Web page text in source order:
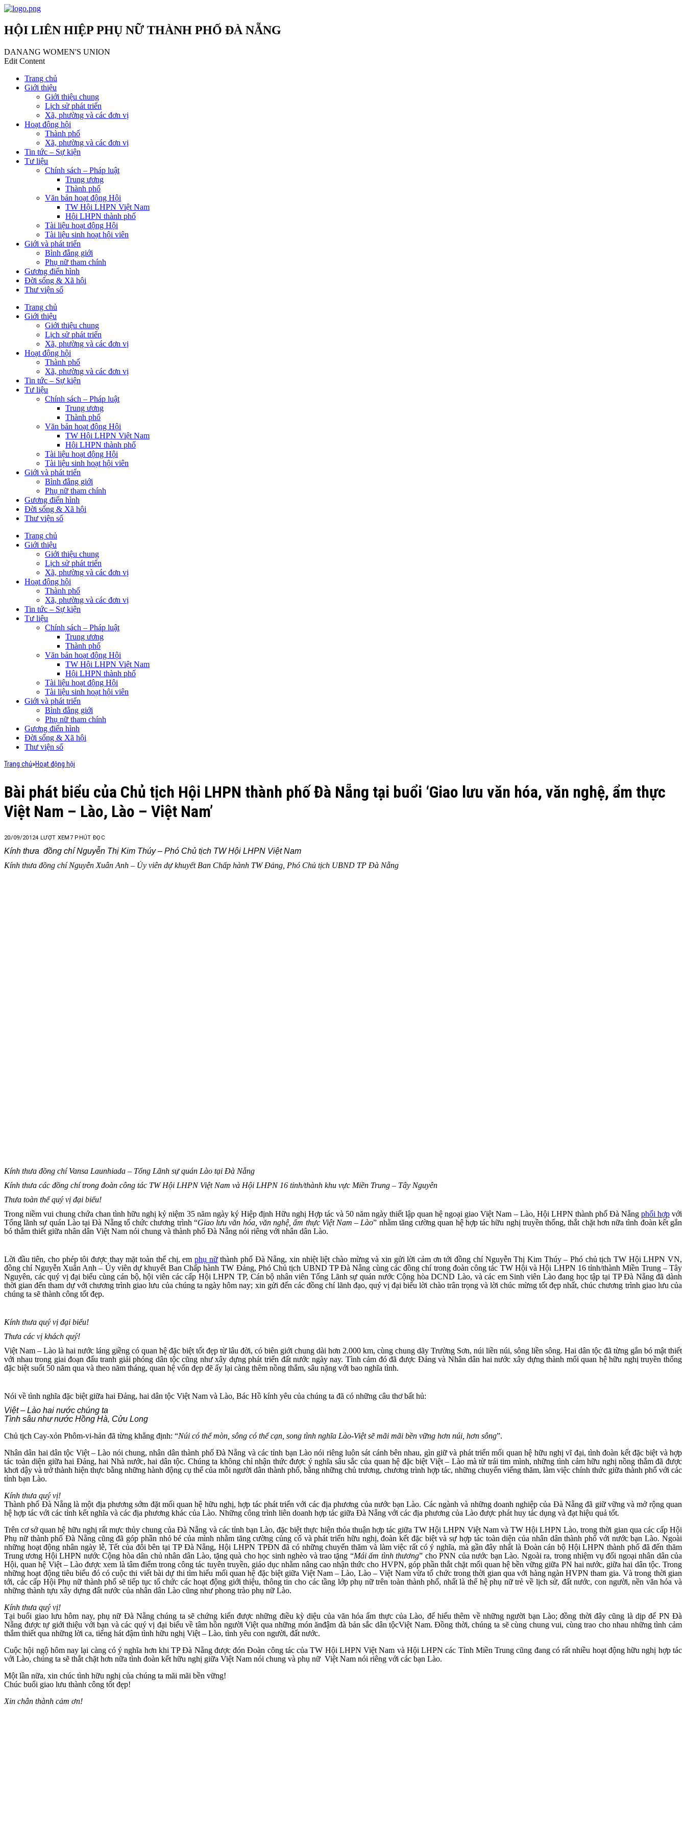
HỘI LIÊN HIỆP PHỤ NỮ THÀNH PHỐ ĐÀ NẴNG
DANANG WOMEN'S UNION
Edit Content
Trang chủ
Giới thiệu
Giới thiệu chung
Lịch sử phát triển
Xã, phường và các đơn vị
Hoạt động hội
Thành phố
Xã, phường và các đơn vị
Tin tức – Sự kiện
Tư liệu
Chính sách – Pháp luật
Trung ương
Thành phố
Văn bản hoạt động Hội
TW Hội LHPN Việt Nam
Hội LHPN thành phố
Tài liệu hoạt động Hội
Tài liệu sinh hoạt hội viên
Giới và phát triển
Bình đẳng giới
Phụ nữ tham chính
Gương điển hình
Đời sống & Xã hội
Thư viện số
Trang chủ
Giới thiệu
Giới thiệu chung
Lịch sử phát triển
Xã, phường và các đơn vị
Hoạt động hội
Thành phố
Xã, phường và các đơn vị
Tin tức – Sự kiện
Tư liệu
Chính sách – Pháp luật
Trung ương
Thành phố
Văn bản hoạt động Hội
TW Hội LHPN Việt Nam
Hội LHPN thành phố
Tài liệu hoạt động Hội
Tài liệu sinh hoạt hội viên
Giới và phát triển
Bình đẳng giới
Phụ nữ tham chính
Gương điển hình
Đời sống & Xã hội
Thư viện số
Trang chủ
Giới thiệu
Giới thiệu chung
Lịch sử phát triển
Xã, phường và các đơn vị
Hoạt động hội
Thành phố
Xã, phường và các đơn vị
Tin tức – Sự kiện
Tư liệu
Chính sách – Pháp luật
Trung ương
Thành phố
Văn bản hoạt động Hội
TW Hội LHPN Việt Nam
Hội LHPN thành phố
Tài liệu hoạt động Hội
Tài liệu sinh hoạt hội viên
Giới và phát triển
Bình đẳng giới
Phụ nữ tham chính
Gương điển hình
Đời sống & Xã hội
Thư viện số
Trang chủ»Hoạt động hội
Bài phát biểu của Chủ tịch Hội LHPN thành phố Đà Nẵng tại buổi ‘Giao lưu văn hóa, văn nghệ, ẩm thực
Việt Nam – Lào, Lào – Việt Nam’
20/09/20124 LƯỢT XEM 7 PHÚT ĐỌC
Kính thưa đồng chí Nguyễn Thị Kim Thúy – Phó Chủ tịch TW Hội LHPN Việt Nam
Kính thưa đồng chí Nguyễn Xuân Anh – Ủy viên dự khuyết Ban Chấp hành TW Đảng, Phó Chủ tịch UBND TP Đà Nẵng
Kính thưa đồng chí Vansa Launhiada – Tổng Lãnh sự quán Lào tại Đà Nẵng
Kính thưa các đồng chí trong đoàn công tác TW Hội LHPN Việt Nam và Hội LHPN 16 tỉnh/thành khu vực Miền Trung – Tây Nguyên
Thưa toàn thể quý vị đại biểu!
Trong niềm vui chung chứa chan tình hữu nghị kỷ niệm 35 năm ngày ký Hiệp định Hữu nghị Hợp tác và 50 năm ngày thiết lập quan hệ ngoại giao Việt Nam – Lào, Hội LHPN thành phố Đà Nẵng phối hợpvới
Tổng lãnh sự quán Lào tại Đà Nẵng tổ chức chương trình “Giao lưu văn hóa, văn nghệ, ẩm thực Việt Nam – Lào” nhằm tăng cường quan hệ hợp tác hữu nghị truyền thống, thắt chặt hơn nữa tình đoàn kết gắn
bó thắm thiết giữa nhân dân Việt Nam nói chung và thành phố Đà Nẵng nói riêng với nhân dân Lào.
Lời đầu tiên, cho phép tôi được thay mặt toàn thể chị, em phụ nữthành phố Đà Nẵng, xin nhiệt liệt chào mừng và xin gửi lời cảm ơn tới đồng chí Nguyễn Thị Kim Thúy – Phó chủ tịch TW Hội LHPN VN,
đồng chí Nguyễn Xuân Anh – Ủy viên dự khuyết Ban Chấp hành TW Đảng, Phó Chủ tịch UBND TP Đà Nẵng cùng các đồng chí trong đoàn công tác TW Hội và Hội LHPN 16 tỉnh/thành Miền Trung – Tây
Nguyên, các quý vị đại biểu cùng cán bộ, hội viên các cấp Hội LHPN TP, Cán bộ nhân viên Tổng Lãnh sự quán nước Cộng hòa DCND Lào, và các em Sinh viên Lào đang học tập tại TP Đà Nẵng đã dành
thời gian đến tham dự với chương trình giao lưu của chúng ta ngày hôm nay; xin gửi đến các đồng chí lãnh đạo, quý vị đại biểu lời chào trân trọng và lời chúc mừng tốt đẹp nhất, chúc chương trình giao lưu của
chúng ta sẽ thành công tốt đẹp.
Kính thưa quý vị đại biểu!
Thưa các vị khách quý!
Việt Nam – Lào là hai nước láng giềng có quan hệ đặc biệt tốt đẹp từ lâu đời, có biên giới chung dài hơn 2.000 km, cùng chung dãy Trường Sơn, núi liền núi, sông liền sông. Hai dân tộc đã từng gắn bó mật thiết
với nhau trong giai đoạn đấu tranh giải phóng dân tộc cũng như xây dựng phát triển đất nước ngày nay. Tình cảm đó đã được Đảng và Nhân dân hai nước xây dựng thành mối quan hệ hữu nghị truyền thống
đặc biệt suốt 50 năm qua và theo năm tháng, quan hệ vốn đẹp đẽ ấy lại càng thêm nồng thắm, sâu nặng với bao nghĩa tình.
Nói về tình nghĩa đặc biệt giữa hai Đảng, hai dân tộc Việt Nam và Lào, Bác Hồ kính yêu của chúng ta đã có những câu thơ bất hủ:
Việt – Lào hai nước chúng ta
Tình sâu như nước Hồng Hà, Cửu Long
Chủ tịch Cay-xỏn Phôm-vi-hản đã từng khẳng định: “Núi có thể mòn, sông có thể cạn, song tình nghĩa Lào-Việt sẽ mãi mãi bền vững hơn núi, hơn sông”.
Nhân dân hai dân tộc Việt – Lào nói chung, nhân dân thành phố Đà Nẵng và các tỉnh bạn Lào nói riêng luôn sát cánh bên nhau, gìn giữ và phát triển mối quan hệ hữu nghị vĩ đại, tình đoàn kết đặc biệt và hợp
tác toàn diện giữa hai Đảng, hai Nhà nước, hai dân tộc. Chúng ta không chỉ nhận thức được ý nghĩa sâu sắc của quan hệ đặc biệt Việt – Lào mà từ trái tim mình, những tình cảm hữu nghị nồng thắm đã được
khơi dậy và trở thành hiện thực bằng những hành động cụ thể của mỗi người dân thành phố, bằng những chủ trương, chương trình hợp tác, những chuyến viếng thăm, làm việc chính thức giữa thành phố với các
tỉnh bạn Lào.
Kính thưa quý vị!
Thành phố Đà Nẵng là một địa phương sớm đặt mối quan hệ hữu nghị, hợp tác phát triển với các địa phương của nước bạn Lào. Các ngành và những doanh nghiệp của Đà Nẵng đã giữ vững và mở rộng quan
hệ hợp tác với các tỉnh kết nghĩa và các địa phương khác của Lào. Những công trình liên doanh hợp tác giữa Đà Nẵng với các địa phương của Lào được phát huy tác dụng và đạt hiệu quả tốt.
Trên cơ sở quan hệ hữu nghị rất mực thủy chung của Đà Nẵng và các tỉnh bạn Lào, đặc biệt thực hiện thỏa thuận hợp tác giữa TW Hội LHPN Việt Nam và TW Hội LHPN Lào, trong thời gian qua các cấp Hội
Phụ nữ thành phố Đà Nẵng cũng đã góp phần nhỏ bé của mình nhằm tăng cường củng cố và phát triển hữu nghị, đoàn kết đặc biệt và sự hợp tác toàn diện của nhân dân thành phố với nước bạn Lào. Ngoài
những hoạt động nhân ngày lễ, Tết của đôi bên tại TP Đà Nẵng, Hội LHPN TPĐN đã có những chuyến thăm và làm việc rất có ý nghĩa, mà gần đây nhất là Đoàn cán bộ Hội LHPN thành phố đã đến thăm
Trung ương Hội LHPN nước Cộng hòa dân chủ nhân dân Lào, tặng quà cho học sinh nghèo và trao tặng “Mái ấm tình thương” cho PNN của nước bạn Lào. Ngoài ra, trong nhiệm vụ đối ngoại nhân dân của
Hội, quan hệ Việt – Lào được xem là tâm điểm trong công tác tuyên truyền, giáo dục nhằm nâng cao nhận thức cho HVPN, góp phần thắt chặt mối quan hệ bền vững giữa PN hai nước, giữa hai dân tộc. Trong
những hoạt động tiêu biểu đó có cuộc thi viết bài dự thi tìm hiểu mối quan hệ đặc biệt giữa Việt Nam – Lào, Lào – Việt Nam vừa tổ chức trong thời gian qua với hàng ngàn HVPN tham gia. Và trong thời gian
tới, các cấp Hội Phụ nữ thành phố sẽ tiếp tục tổ chức các hoạt động giới thiệu, thông tin cho các tầng lớp phụ nữ trên toàn thành phố, nhất là thế hệ phụ nữ trẻ về lịch sử, đất nước, con người, nền văn hóa và
những thành tựu xây dựng đất nước của nhân dân Lào cũng như phong trào phụ nữ Lào.
Kính thưa quý vị!
Tại buổi giao lưu hôm nay, phụ nữ Đà Nẵng chúng ta sẽ chứng kiến được những điều kỳ diệu của văn hóa ẩm thực của Lào, để hiểu thêm về những người bạn Lào; đồng thời đây cũng là dịp để PN Đà
Nẵng được tự giới thiệu với bạn và các quý vị đại biểu về tâm hồn người Việt qua những món ănđậm đà bản sắc dân tộcViệt Nam. Đồng thời, chúng ta sẽ cùng chung vui, cùng trao cho nhau những tình cảm
thắm thiết qua những lời ca, tiếng hát đậm tình hữu nghị Việt – Lào, tình yêu con người, đất nước.
Cuộc hội ngộ hôm nay lại càng có ý nghĩa hơn khi TP Đà Nẵng được đón Đoàn công tác của TW Hội LHPN Việt Nam và Hội LHPN các Tỉnh Miền Trung cũng đang có rất nhiều hoạt động hữu nghị hợp tác
với Lào, chúng ta sẽ thắt chặt hơn nữa tình đoàn kết hữu nghị giữa Việt Nam nói chung và phụ nữ Việt Nam nói riêng với các bạn Lào.
Một lần nữa, xin chúc tình hữu nghị của chúng ta mãi mãi bền vững!
Chúc buổi giao lưu thành công tốt đẹp!
Xin chân thành cảm ơn!